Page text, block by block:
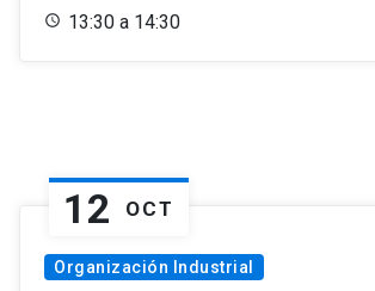
13:30 a 14:30
12 OCT
Organización Industrial